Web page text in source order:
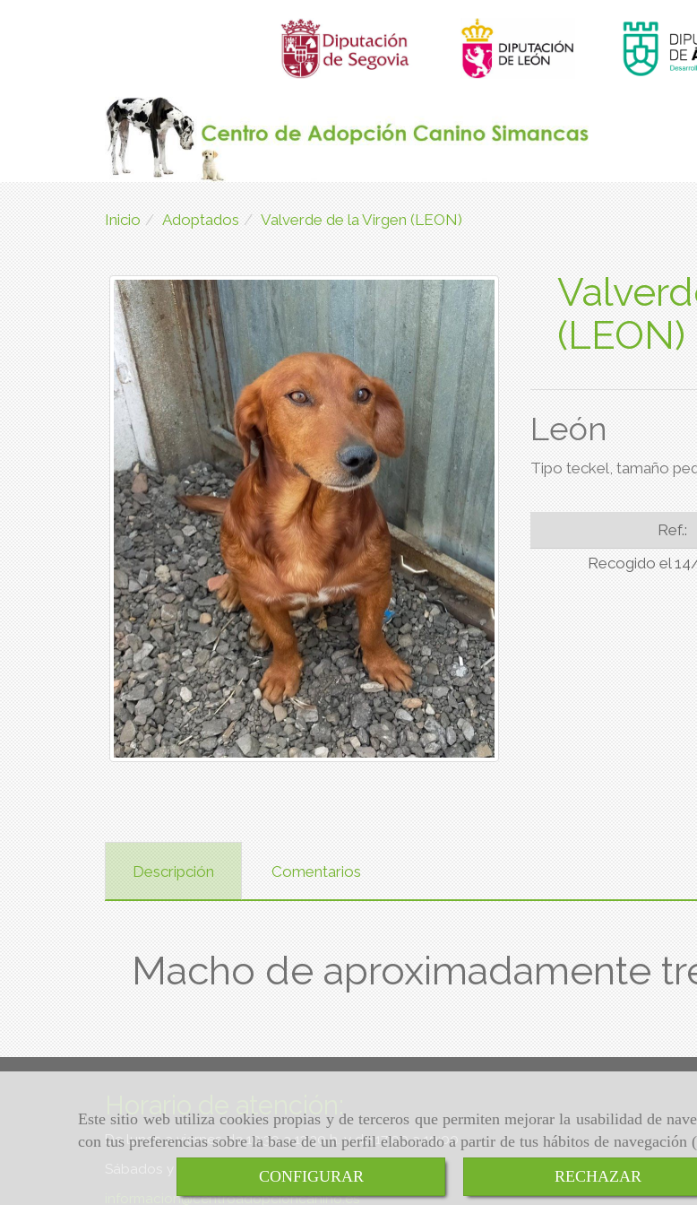
Este sitio web utiliza cookies propias y de terceros que permiten mejorar la usabilidad de
con tus preferencias sobre la base de un perfil elaborado a partir de tus hábitos de navegación
CONFIGURAR
RECHAZAR
Inicio Adoptados Valverde de la Virgen (LEON)
(LEON)
León
Tipo teckel, tamaño
Ref.:
Recogido el
Descripción Comentarios
Macho de aproximadamente
Horario de atención:
De lunes a viernes de 10:30 a 13:30 h. y de 17:00 a 19:00
Sábados y domingos de 10:30 a 13:30 h.
informacion
centroadopcioncanino.es